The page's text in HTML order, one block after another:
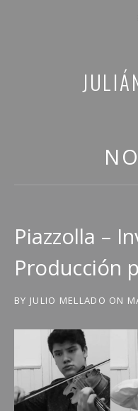
COMPARTO
Piazzolla –
Producción
BY JULIO MELLADO ON